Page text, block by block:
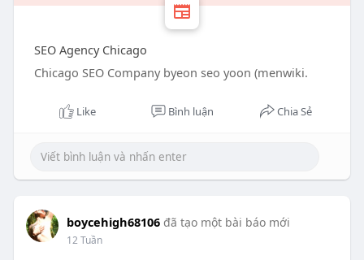
SEO Agency Chicago
Chicago SEO Company byeon seo yoon (menwiki.
Like Bình luận Chia Sẻ
boycehigh68106 đã tạo một bài báo mới
12 Tuần